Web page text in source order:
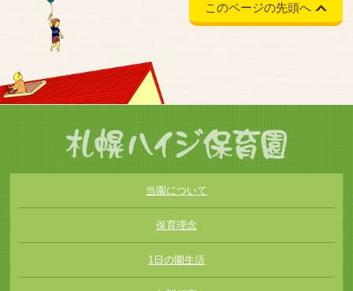
このページの先頭へ
当園について
保育理念
1日の園生活